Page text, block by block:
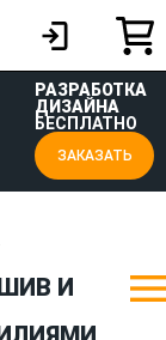
РАЗРАБОТКА
ДИЗАЙНА
БЕСПЛАТНО
ЗАКАЗАТЬ
И